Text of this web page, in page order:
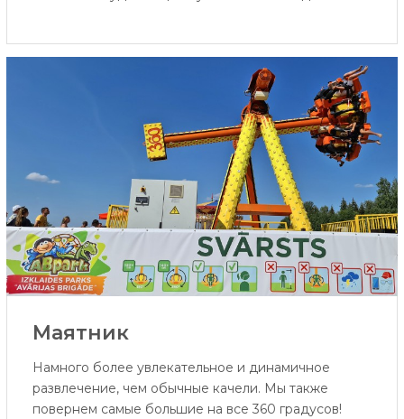
Маятник
Намного более увлекательное и динамичное
развлечение, чем обычные качели. Мы также
повернем самые большие на все 360 градусов!